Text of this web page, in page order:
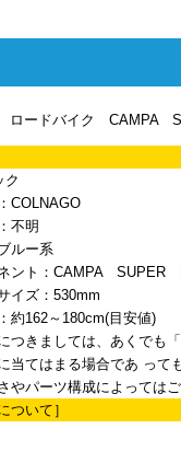
ロードバイク CAMPA
ク
COLNAGO
不明
ルー系
ント：CAMPA SUPER
イズ：530mm
約162～180cm(目安値)
つきましては、あくでも
当てはまる場合であ っても
やパーツ構成によっては
ついて］